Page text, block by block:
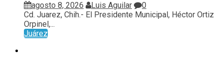
agosto 8, 2026 Luis Aguilar
0
Cd. Juarez, Chih.- El Presidente Municipal, Héctor Ortiz
Orpinel,...
Juárez